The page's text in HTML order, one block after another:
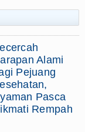
Alami
Pejuang
Pasca
Rempah